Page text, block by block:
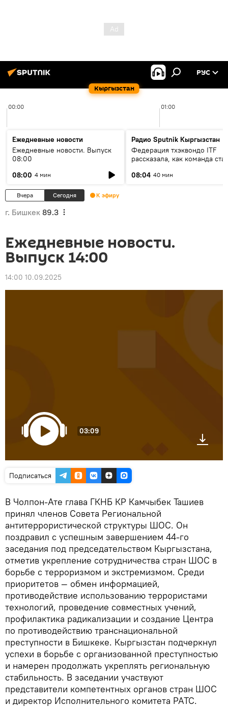
Кыргызстан
РУС
00:00 01:00
Ежедневные новости
Ежедневные новости. Выпуск
08:00
08:00 4 мин
Радио Sputnik Кыргызстан
Федерация тхэквондо ITF
рассказала, как команда
08:04 40 мин
Вчера Сегодня К эфиру
г. Бишкек 89.3
Ежедневные новости.
Выпуск 14:00
14:00 10.09.2025
03:09
Подписаться
В Чолпон-Ате глава ГКНБ КР Камчыбек Ташиев
принял членов Совета Региональной
антитеррористической структуры ШОС. Он
поздравил с успешным завершением 44-го
заседания под председательством Кыргызстана,
отметив укрепление сотрудничества стран ШОС в
борьбе с терроризмом и экстремизмом. Среди
приоритетов — обмен информацией,
противодействие использованию террористами
технологий, проведение совместных учений,
профилактика радикализации и создание Центра
по противодействию транснациональной
преступности в Бишкеке. Кыргызстан подчеркнул
успехи в борьбе с организованной преступностью
и намерен продолжать укреплять региональную
стабильность. В заседании участвуют
представители компетентных органов стран ШОС
и директор Исполнительного комитета РАТС.